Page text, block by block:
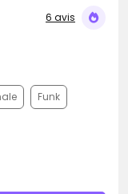
6 avis
Funk